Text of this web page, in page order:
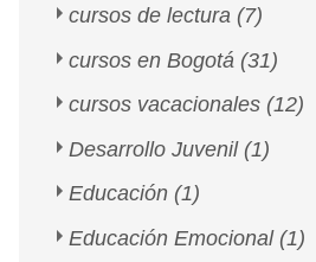
cursos de lectura (7)
cursos en Bogotá (31)
cursos vacacionales (12)
Desarrollo Juvenil (1)
Educación (1)
Educación Emocional (1)